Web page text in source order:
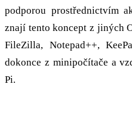
podporou prostřednictvím
znají tento koncept z jiných
FileZilla, Notepad++,
dokonce z minipočítače a
Pi.